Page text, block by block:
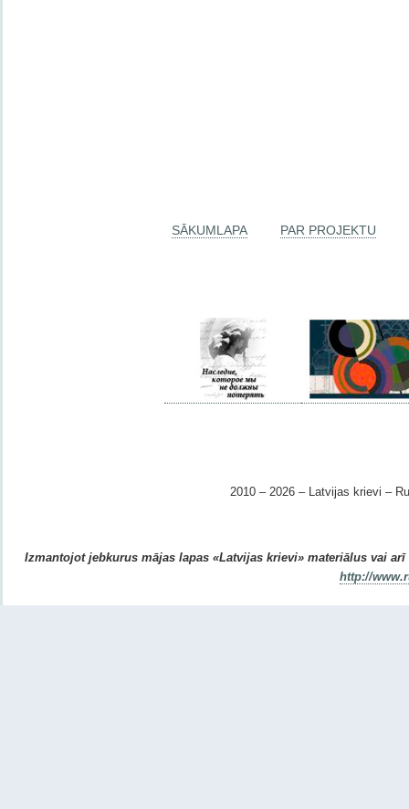
SĀKUMLAPA PAR PROJEKTU
2010 – 2026 – Latvijas krievi –
Izmantojot jebkurus mājas lapas «Latvijas krievi» materiālus vai
http://